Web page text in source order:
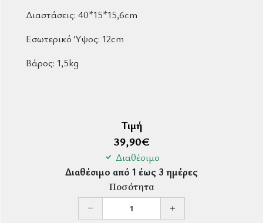
Διαστάσεις: 40*15*15,6cm
Εσωτερικό Ύψος: 12cm
Βάρος: 1,5kg
Τιμή
39,90€
Διαθέσιμο
Διαθέσιμο από 1 έως 3 ημέρες
Ποσότητα